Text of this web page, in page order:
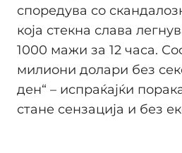
споредува со
која стекна слава
1000 мажи за 12 часа.
милиони долари без
ден“ – испраќајќи
стане сензација и без